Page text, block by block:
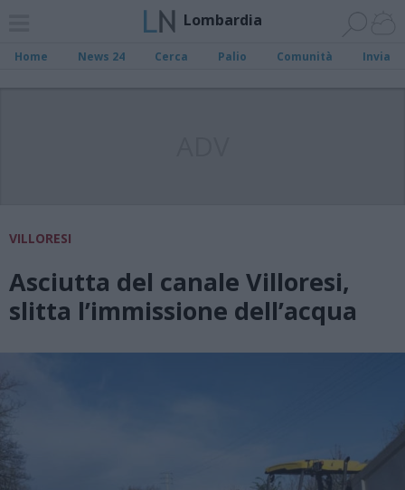
Lombardia
Home News 24 Cerca Palio Comunità Invia
VILLORESI
Asciutta del canale Villoresi,
slitta l’immissione dell’acqua